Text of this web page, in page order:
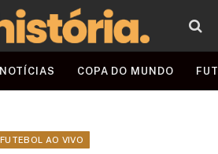
COPA DO MUNDO
FUTEBOL AO VIVO